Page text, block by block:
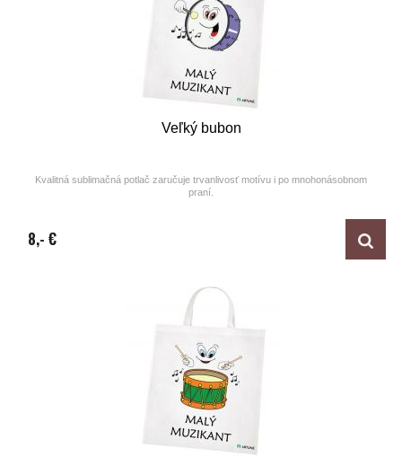
Veľký bubon
Kvalitná sublimačná potlač zaručuje trvanlivosť motívu i po mnohonásobnom
praní.
8,- €